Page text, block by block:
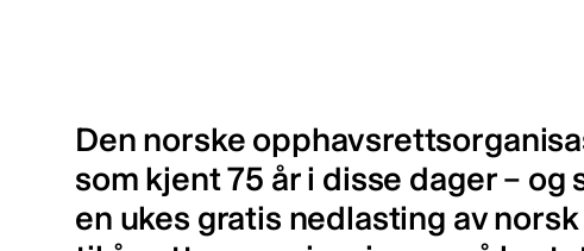
Den norske
som kjent 75 år i disse dager –
en ukes gratis nedlasting av